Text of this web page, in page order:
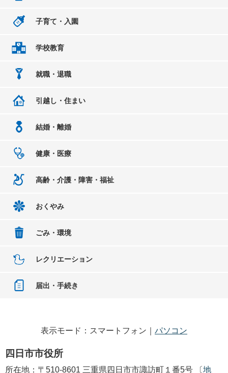
子育て・入園
学校教育
就職・退職
引越し・住まい
結婚・離婚
健康・医療
高齢・介護・障害・福祉
おくやみ
ごみ・環境
レクリエーション
届出・手続き
表示モード：スマートフォン｜ パソコン
四日市市役所
所在地：〒510-8601 三重県四日市市諏訪町１番5号 〔地